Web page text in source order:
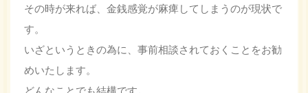
その時が来れば、金銭感覚が麻痺してしまうのが現状で
す。
いざというときの為に、事前相談されておくことをお勧
めいたします。
どんなことでも結構です。